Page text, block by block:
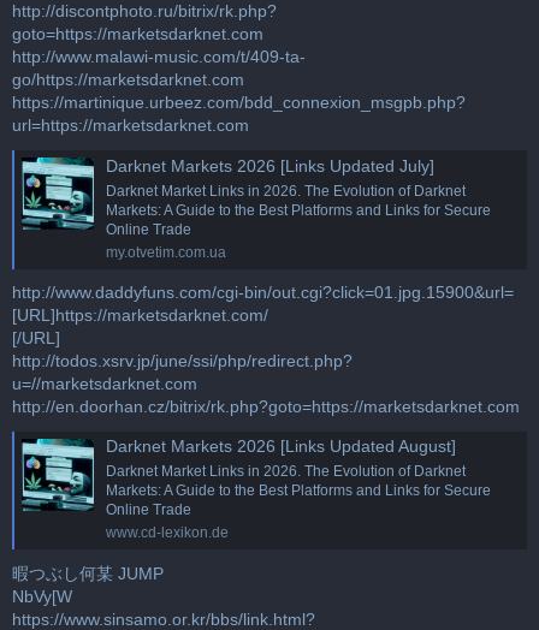
http://discontphoto.ru/bitrix/rk.php?
goto=https://marketsdarknet.com
http://www.malawi-music.com/t/409-ta-
go/https://marketsdarknet.com
https://martinique.urbeez.com/bdd_connexion_msgpb.php?
url=https://marketsdarknet.com
Darknet Markets 2026 [Links Updated July]
Darknet Market Links in 2026. The Evolution of Darknet
Markets: A Guide to the Best Platforms and Links for Secure
Online Trade
my.otvetim.com.ua
http://www.daddyfuns.com/cgi-bin/out.cgi?click=01.jpg.15900&url=
[URL]https://marketsdarknet.com/
[/URL]
http://todos.xsrv.jp/june/ssi/php/redirect.php?
u=//marketsdarknet.com
http://en.doorhan.cz/bitrix/rk.php?goto=https://marketsdarknet.com
Darknet Markets 2026 [Links Updated August]
Darknet Market Links in 2026. The Evolution of Darknet
Markets: A Guide to the Best Platforms and Links for Secure
Online Trade
www.cd-lexikon.de
暇つぶし何某 JUMP
NbVy[W
https://www.sinsamo.or.kr/bbs/link.html?